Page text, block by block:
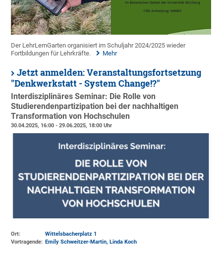
Der LehrLernGarten organisiert im Schuljahr 2024/2025 wieder
Fortbildungen für Lehrkräfte.
Mehr
Jetzt anmelden: Veranstaltungsfortsetzung
"Denkwerkstatt - System Change!?"
Interdisziplinäres Seminar: Die Rolle von
Studierendenpartizipation bei der nachhaltigen
Transformation von Hochschulen
30.04.2025, 16:00 - 29.06.2025, 18:00 Uhr
Ort:
Wittelsbacherplatz 1
Vortragende: Emily Schweitzer-Martin, Linda Koch